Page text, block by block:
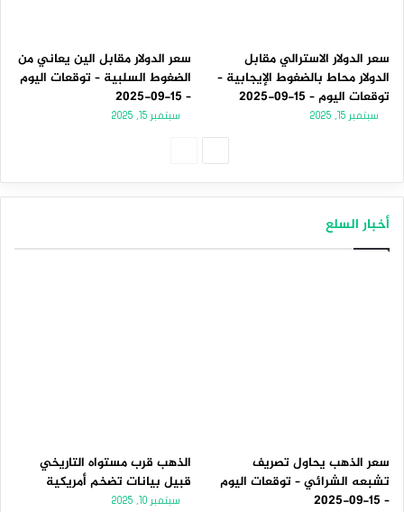
سعر الدولار الاسترالي مقابل
الدولار محاط بالضغوط الإيجابية –
توقعات اليوم – 15-09-2025
سبتمبر 15, 2025
سعر الدولار مقابل الين يعاني من
الضغوط السلبية – توقعات اليوم
– 15-09-2025
سبتمبر 15, 2025
أخبار السلع
سعر الذهب يحاول تصريف
تشبعه الشرائي – توقعات اليوم
– 15-09-2025
الذهب قرب مستواه التاريخي
قبيل بيانات تضخم أمريكية
سبتمبر 10, 2025